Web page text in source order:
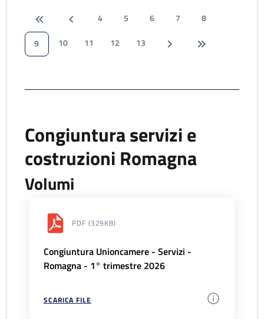
4 5 6 7
8
9
10 11 12 13
Congiuntura servizi e
costruzioni Romagna
Volumi
PDF (329KB)
Congiuntura Unioncamere - Servizi -
Romagna - 1° trimestre 2026
SCARICA FILE